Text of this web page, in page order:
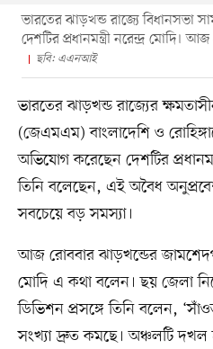
ভারতের ঝাড়খন্ড রাজ্যে বিধানসভা
দেশটির প্রধানমন্ত্রী নরেন্দ্র মোদি।
ছবি: এএনআই
ভারতের ঝাড়খন্ড রাজ্যের
(জেএমএম) বাংলাদেশি ও
অভিযোগ করেছেন দেশটির
তিনি বলেছেন, এই অবৈধ
সবচেয়ে বড় সমস্যা।
আজ রোববার ঝাড়খন্ডের
মোদি এ কথা বলেন। ছয় জেলা
ডিভিশন প্রসঙ্গে তিনি বলেন,
সংখ্যা দ্রুত কমছে। অঞ্চলটি দখল